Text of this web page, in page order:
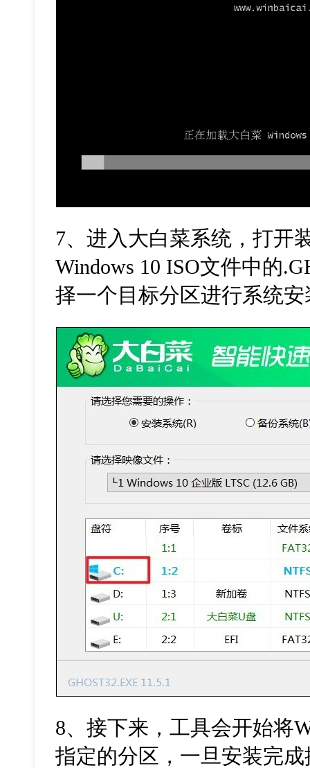
7、进入大白菜系统，打开
Windows 10 ISO文件中的
择一个目标分区进行系统
8、接下来，工具会开始将
指定的分区，一旦安装完